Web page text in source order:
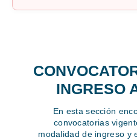
INGRESO
En esta sección
convocatorias
modalidad de ingreso y